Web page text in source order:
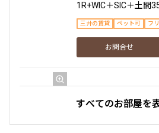
1R+WIC＋SIC＋土間
三井の賃貸 ペット可 フ
お問合せ
5階５１０
260,000円20,000円
すべてのお部屋を